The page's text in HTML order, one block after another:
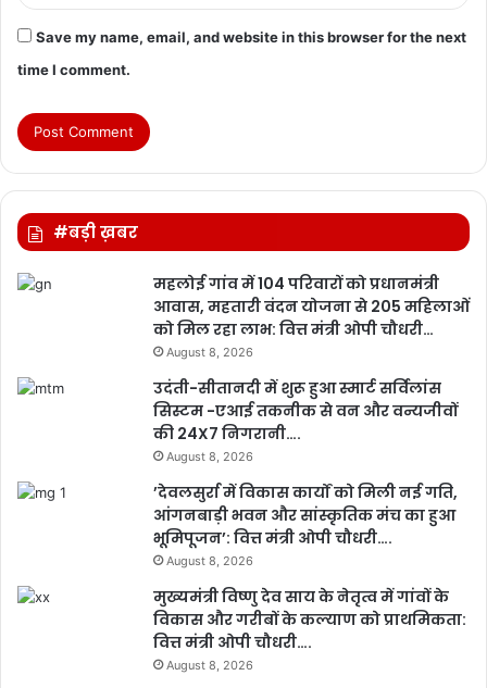
Save my name, email, and website in this browser for the next
time I comment.
#बड़ी ख़बर
महलोई गांव में 104 परिवारों को प्रधानमंत्री
आवास, महतारी वंदन योजना से 205 महिलाओं
को मिल रहा लाभ: वित्त मंत्री ओपी चौधरी…
August 8, 2026
उदंती-सीतानदी में शुरू हुआ स्मार्ट सर्विलांस
सिस्टम -एआई तकनीक से वन और वन्यजीवों
की 24X7 निगरानी….
August 8, 2026
’देवलसुर्रा में विकास कार्यों को मिली नई गति,
आंगनबाड़ी भवन और सांस्कृतिक मंच का हुआ
भूमिपूजन’: वित्त मंत्री ओपी चौधरी….
August 8, 2026
मुख्यमंत्री विष्णु देव साय के नेतृत्व में गांवों के
विकास और गरीबों के कल्याण को प्राथमिकता:
वित्त मंत्री ओपी चौधरी….
August 8, 2026